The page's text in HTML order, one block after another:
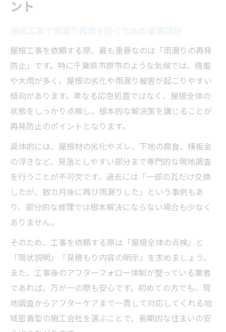
ント
屋根工事を依頼する際、最も重要なのは「雨漏りの再発
防止」です。特に千葉県市原市のような気候では、強風
や大雨が多く、屋根の劣化や雨漏り被害が起こりやすい
傾向があります。単なる応急処置ではなく、屋根全体の
状態をしっかり点検し、根本的な解決策を講じることが
再発防止のポイントとなります。
具体的には、屋根材の劣化やズレ、下地の腐食、棟板金
の浮きなど、見落としやすい部分まで専門的な現地調査
を行うことが不可欠です。過去には「一部の瓦だけ交換
したが、数カ月後に再び雨漏りした」という事例もあ
り、部分的な修理では根本解決にならない場合も少なく
ありません。
そのため、工事を依頼する際は「屋根全体の点検」と
「現状説明」「見積もり内容の明示」を求めましょう。
また、工事後のアフターフォロー体制が整っている業者
であれば、万が一の際も安心です。初めての方でも、現
地調査からアフターケアまで一貫して対応してくれる地
域密着型の施工会社を選ぶことで、長期的な住まいの安